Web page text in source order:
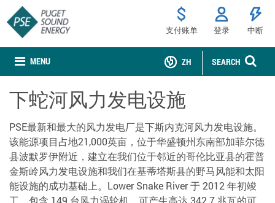
MENU
支付账单 登录 中断
SEARCH
ZH
下蛇河风力发电设施
PSE最新和最大的风力发电厂是下斯内克河风力发电设施。
该能源项目占地21,000英亩，位于华盛顿州东南部加菲尔德
县波默罗伊附近，建立在我们位于邻近的哥伦比亚县的霍普
金斯岭风力发电设施和我们在基蒂塔斯县的野马风能和太阳
能设施的成功基础上。Lower Snake River 于 2012 年初竣
工，包含 149 台风力涡轮机，可产生高达 342.7 兆瓦的可